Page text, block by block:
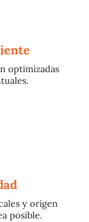
optimizadas
y origen
posible.